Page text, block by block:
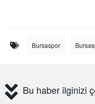
Bursaspor
Bu haber ilginizi